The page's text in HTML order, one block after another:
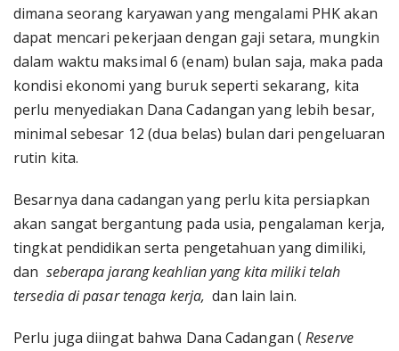
dimana seorang karyawan yang mengalami PHK akan
dapat mencari pekerjaan dengan gaji setara, mungkin
dalam waktu maksimal 6 (enam) bulan saja, maka pada
kondisi ekonomi yang buruk seperti sekarang, kita
perlu menyediakan Dana Cadangan yang lebih besar,
minimal sebesar 12 (dua belas) bulan dari pengeluaran
rutin kita.
Besarnya dana cadangan yang perlu kita persiapkan
akan sangat bergantung pada usia, pengalaman kerja,
tingkat pendidikan serta pengetahuan yang dimiliki,
dan seberapa jarang keahlian yang kita miliki telah
tersedia di pasar tenaga kerja, dan lain lain.
Perlu juga diingat bahwa Dana Cadangan (Reserve